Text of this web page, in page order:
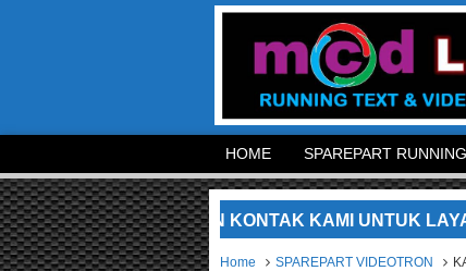
HOME SPAREPART
KAMI. SILAKAN KONTAK KAMI UNTUK LAYANAN
Home SPAREPART VIDEOTRON